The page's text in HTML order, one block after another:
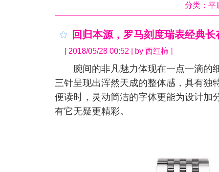
分类： 平
回归本源，罗马刻度瑞表经典长
[ 2018/05/28 00:52 | by 西红柿 ]
腕间的非凡魅力体现在一点一滴的
三针呈现出浑然天成的整体感，具有独
便读时，灵动简洁的字体更能为设计加
有它无疑更精彩。